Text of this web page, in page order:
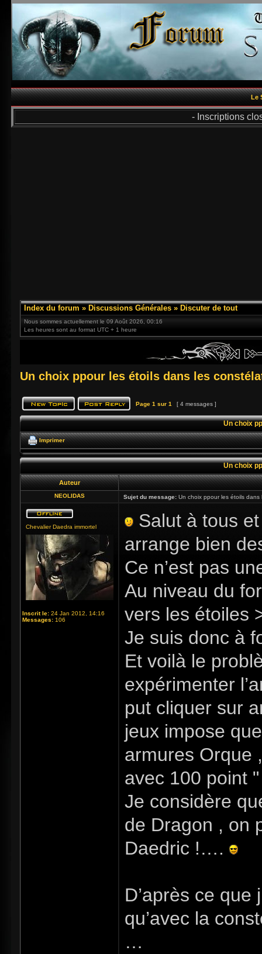
Le
- Inscriptions
Index du forum » Discussions Générales » Discuter de tout
Nous sommes actuellement le 09 Août 2026, 00:16
Les heures sont au format UTC + 1 heure
Un choix ppour les étoils dans les
Page 1 sur 1 [ 4 messages ]
Un choix
Imprimer
Un choix
Auteur
NEOLIDAS Sujet du message: Un choix ppour les étoils dans
Chevalier Daedra immortel
Inscrit le: 24 Jan 2012, 14:16
Messages: 106
Salut à tous
arrange bien
Ce n’est pas
Au niveau du
vers les étoiles
Je suis donc à
Et voilà le
expérimenter
put cliquer sur
jeux impose
armures Orque
avec 100 point
Je considère
de Dragon , on
Daedric !….
D’après ce que
qu’avec la
…